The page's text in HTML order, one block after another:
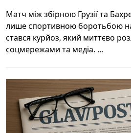
Матч між збірною Грузії та
лише спортивною боротьбою
стався курйоз, який миттєво
соцмережами та медіа. ...